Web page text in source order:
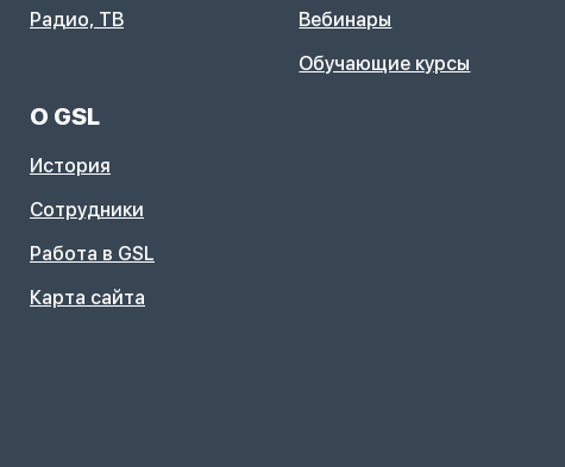
О GSL
История
Сотрудники
Работа в GSL
Карта сайта
Радио, ТВ
Вебинары
Обучающие курсы